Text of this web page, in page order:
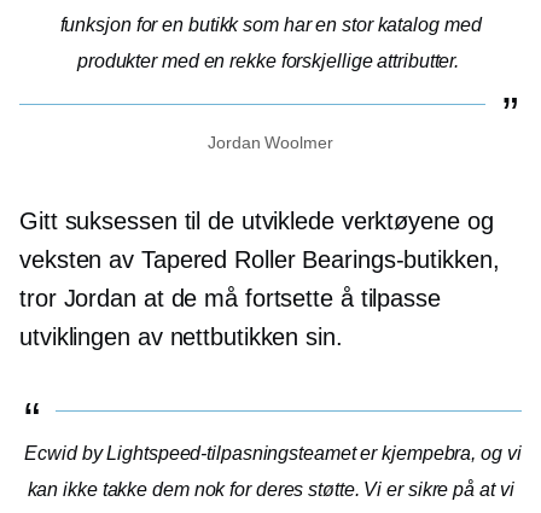
funksjon for en butikk som har en stor katalog med
produkter med en rekke forskjellige attributter.
Jordan Woolmer
Gitt suksessen til de utviklede verktøyene og
veksten av Tapered Roller Bearings-butikken,
tror Jordan at de må fortsette å tilpasse
utviklingen av nettbutikken sin.
Ecwid by Lightspeed-tilpasningsteamet er kjempebra, og vi
kan ikke takke dem nok for deres støtte. Vi er sikre på at vi